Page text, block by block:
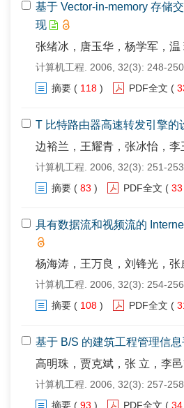
基于 Vector-in-memory 存储
现
张绪冰，唐玉华，杨学军，温
计算机工程. 2006, 32(3): 248-250.
摘要 ( 118 ) PDF全文 (
T 比特路由器高速转发引擎的
边裕兰，王耀青，张冰怡，李
计算机工程. 2006, 32(3): 251-253.
摘要 ( 83 ) PDF全文 ( 33
具有数据流和视频流的
杨海涛，王万良，刘锋光，
计算机工程. 2006, 32(3): 254-256.
摘要 ( 108 ) PDF全文 (
基于 B/S 的建筑工程管理信息
高明珠，贾克斌，张 立，李
计算机工程. 2006, 32(3): 257-258
摘要 ( 93 ) PDF全文 ( 34